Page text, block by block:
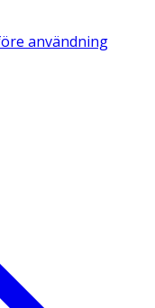
användning